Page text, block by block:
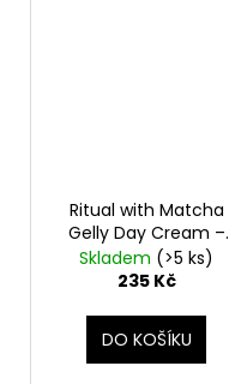
Ritual with Matcha
Gelly Day Cream –
lehký hydratační krém
Skladem (>5 ks)
235 Kč
DO KOŠÍKU